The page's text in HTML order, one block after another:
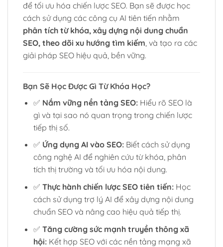
để tối ưu hóa chiến lược SEO. Bạn sẽ được học
cách sử dụng các công cụ AI tiên tiến nhằm
phân tích từ khóa, xây dựng nội dung chuẩn
SEO, theo dõi xu hướng tìm kiếm, và tạo ra các
giải pháp SEO hiệu quả, bền vững.
Bạn Sẽ Học Được Gì Từ Khóa Học?
✅ Nắm vững nền tảng SEO:Hiểu rõ SEO là
gì và tại sao nó quan trọng trong chiến lược
tiếp thị số.
✅ Ứng dụng AI vào SEO:Biết cách sử dụng
công nghệ AI để nghiên cứu từ khóa, phân
tích thị trường và tối ưu hóa nội dung.
✅ Thực hành chiến lược SEO tiên tiến:Học
cách sử dụng trợ lý AI để xây dựng nội dung
chuẩn SEO và nâng cao hiệu quả tiếp thị.
✅ Tăng cường sức mạnh truyền thông xã
hội:Kết hợp SEO với các nền tảng mạng xã